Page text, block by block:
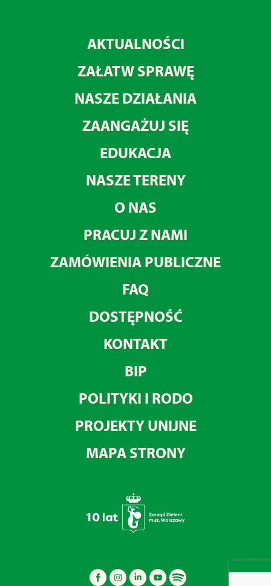
AKTUALNOŚCI
ZAŁATW SPRAWĘ
NASZE DZIAŁANIA
ZAANGAŻUJ SIĘ
EDUKACJA
NASZE TERENY
O NAS
PRACUJ Z NAMI
ZAMÓWIENIA PUBLICZNE
FAQ
DOSTĘPNOŚĆ
KONTAKT
BIP
POLITYKI I RODO
PROJEKTY UNIJNE
MAPA STRONY